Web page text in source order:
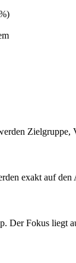
Zielgruppe,
exakt auf den
Der Fokus liegt